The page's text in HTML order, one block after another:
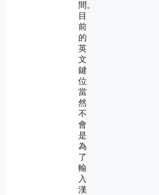
間。
目
前
的
英
文
鍵
位
當
然
不
會
是
為
了
輸
入
漢